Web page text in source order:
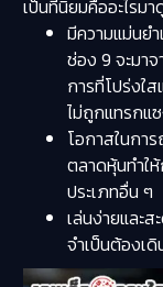
เป็นที่นิยมคืออะไรม
มีความแม่นย
ช่อง 9 จะมา
การที่โปร่งใ
ไม่ถูกแทรกแ
โอกาสในกา
ตลาดหุ้นทำใ
ประเภทอื่น ๆ
เล่นง่ายและ
จำเป็นต้องเ